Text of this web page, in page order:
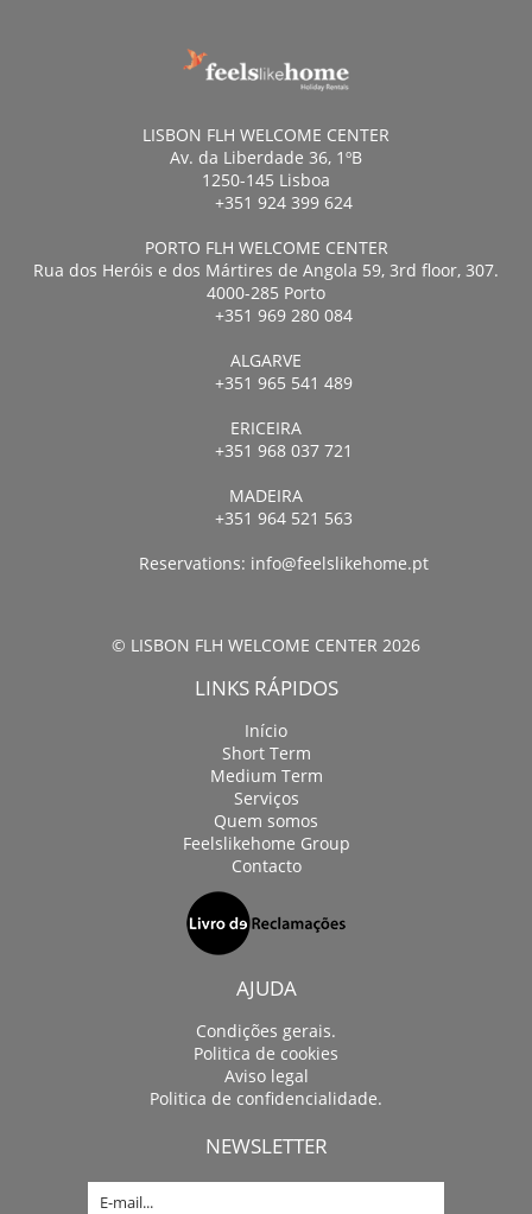
LISBON FLH WELCOME CENTER
Av. da Liberdade 36, 1ºB
1250-145 Lisboa
+351 924 399 624
PORTO FLH WELCOME CENTER
Rua dos Heróis e dos Mártires de Angola 59, 3rd floor, 307.
4000-285 Porto
+351 969 280 084
ALGARVE
+351 965 541 489
ERICEIRA
+351 968 037 721
MADEIRA
+351 964 521 563
Reservations: info@feelslikehome.pt
© LISBON FLH WELCOME CENTER 2026
LINKS RÁPIDOS
Início
Short Term
Medium Term
Serviços
Quem somos
Feelslikehome Group
Contacto
AJUDA
Condições gerais.
Politica de cookies
Aviso legal
Politica de confidencialidade.
NEWSLETTER